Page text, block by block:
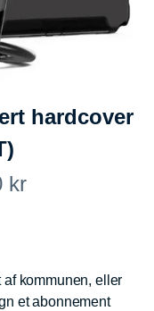
hardcover
kr
kommunen, eller
et abonnement